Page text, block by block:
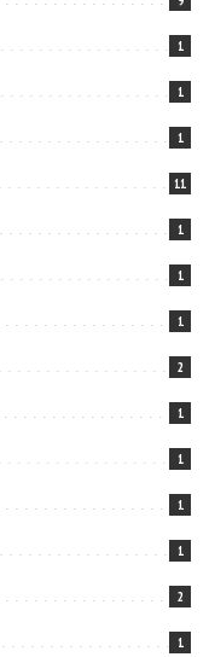
1
1
1
11
1
1
1
2
1
1
1
1
2
1